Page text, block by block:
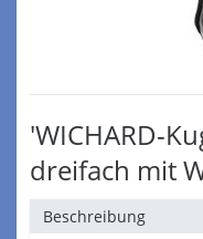
'WICHARD-
dreifach mit
Beschreibung